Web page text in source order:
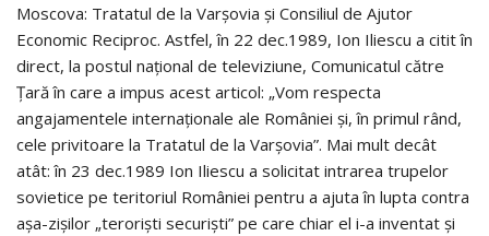
Moscova: Tratatul de la Varșovia și Consiliul de Ajutor
Economic Reciproc. Astfel, în 22 dec.1989, Ion Iliescu a citit în
direct, la postul național de televiziune, Comunicatul către
Țară în care a impus acest articol: „Vom respecta
angajamentele internaționale ale României și, în primul rând,
cele privitoare la Tratatul de la Varșovia”. Mai mult decât
atât: în 23 dec.1989 Ion Iliescu a solicitat intrarea trupelor
sovietice pe teritoriul României pentru a ajuta în lupta contra
așa-zișilor „teroriști securiști” pe care chiar el i-a inventat și